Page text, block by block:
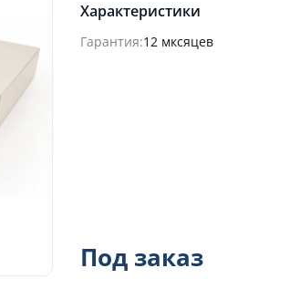
Характеристики
Гарантия:12 мксяцев
Под заказ